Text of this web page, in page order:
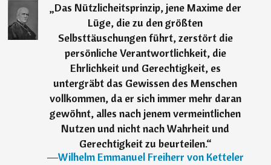
„Das Nützlicheitsprinzip, jene Maxime der
Lüge, die zu den größten
Selbsttäuschungen führt, zerstört die
persönliche Verantwortlichkeit, die
Ehrlichkeit und Gerechtigkeit, es
untergräbt das Gewissen des Menschen
vollkommen, da er sich immer mehr daran
gewöhnt, alles nach jenem vermeintlichen
Nutzen und nicht nach Wahrheit und
Gerechtigkeit zu beurteilen.“
―Wilhelm Emmanuel Freiherr von Ketteler